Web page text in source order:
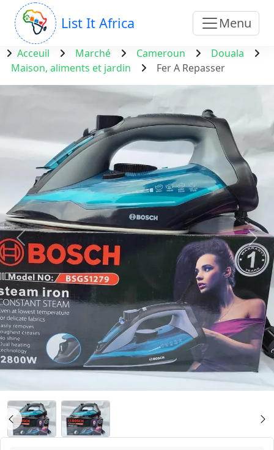
List It Africa Menu
Acceuil Marché Cameroun
Douala
Maison, aliments et jardin
Fer A Repasser